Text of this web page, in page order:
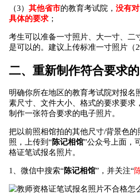
（3） 其他省市的教育考试院， 没有
具体的要求 ；
考生可以准备一寸照片、大一寸、二
是可以的。建议上传标准一寸照片（
二、重新制作符合要求
明确你所在地区的教育考试院对报名
素尺寸、文件大小、格式的要求要求
制作一张符合要求的电子照片。
把以前照相馆拍的其他尺寸/背景色
照，上传到“陈记相馆”公众号上面，
格证笔试报名照片。
1、微信中搜索“陈记相馆”，并关注“